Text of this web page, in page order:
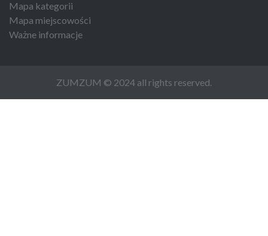
Mapa kategorii
Mapa miejscowości
Ważne informacje
ZUMZUM © 2024 all rights reserved.